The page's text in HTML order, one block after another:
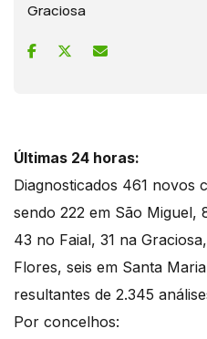
Graciosa
Últimas 24 horas:
Diagnosticados 461 novos
sendo 222 em São
43 no Faial, 31 na
Flores, seis em Santa
resultantes de 2.345
Por concelhos: